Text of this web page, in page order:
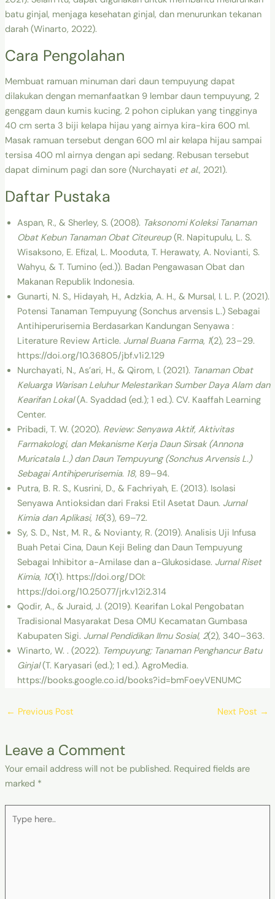
batu ginjal, menjaga kesehatan ginjal, dan menurunkan tekanan
darah (Winarto, 2022).
Cara Pengolahan
Membuat ramuan minuman dari daun tempuyung dapat
dilakukan dengan memanfaatkan 9 lembar daun tempuyung, 2
genggam daun kumis kucing, 2 pohon ciplukan yang tingginya
40 cm serta 3 biji kelapa hijau yang airnya kira-kira 600 ml.
Masak ramuan tersebut dengan 600 ml air kelapa hijau sampai
tersisa 400 ml airnya dengan api sedang. Rebusan tersebut
dapat diminum pagi dan sore (Nurchayati et al., 2021).
Daftar Pustaka
Aspan, R., & Sherley, S. (2008). Taksonomi Koleksi Tanaman
Obat Kebun Tanaman Obat Citeureup(R. Napitupulu, L. S.
Wisaksono, E. Efizal, L. Mooduta, T. Herawaty, A. Novianti, S.
Wahyu, & T. Tumino (ed.)). Badan Pengawasan Obat dan
Makanan Republik Indonesia.
Gunarti, N. S., Hidayah, H., Adzkia, A. H., & Mursal, I. L. P. (2021).
Potensi Tanaman Tempuyung (Sonchus arvensis L.) Sebagai
Antihiperurisemia Berdasarkan Kandungan Senyawa :
Literature Review Article. Jurnal Buana Farma, 1(2), 23–29.
https://doi.org/10.36805/jbf.v1i2.129
Nurchayati, N., As’ari, H., & Qirom, I. (2021). Tanaman Obat
Keluarga Warisan Leluhur Melestarikan Sumber Daya Alam dan
Kearifan Lokal(A. Syaddad (ed.); 1 ed.). CV. Kaaffah Learning
Center.
Pribadi, T. W. (2020). Review: Senyawa Aktif, Aktivitas
Farmakologi, dan Mekanisme Kerja Daun Sirsak (Annona
Muricatala L.) dan Daun Tempuyung (Sonchus Arvensis L.)
Sebagai Antihiperurisemia. 18, 89–94.
Putra, B. R. S., Kusrini, D., & Fachriyah, E. (2013). Isolasi
Senyawa Antioksidan dari Fraksi Etil Asetat Daun. Jurnal
Kimia dan Aplikasi, 16(3), 69–72.
Sy, S. D., Nst, M. R., & Novianty, R. (2019). Analisis Uji Infusa
Buah Petai Cina, Daun Keji Beling dan Daun Tempuyung
Sebagai Inhibitor a-Amilase dan a-Glukosidase. Jurnal Riset
Kimia, 10(1). https://doi.org/DOI:
https://doi.org/10.25077/jrk.v12i2.314
Qodir, A., & Juraid, J. (2019). Kearifan Lokal Pengobatan
Tradisional Masyarakat Desa OMU Kecamatan Gumbasa
Kabupaten Sigi. Jurnal Pendidikan Ilmu Sosial, 2(2), 340–363.
Winarto, W. . (2022). Tempuyung; Tanaman Penghancur Batu
Ginjal(T. Karyasari (ed.); 1 ed.). AgroMedia.
https://books.google.co.id/books?id=bmFoeyVENUMC
← Previous Post Next Post →
Leave a Comment
Your email address will not be published. Required fields are
marked *
here..